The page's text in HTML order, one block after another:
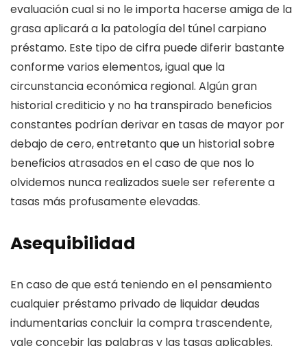
evaluación cual si no le importa hacerse amiga de la
grasa aplicará a la patologí­a del túnel carpiano
préstamo. Este tipo de cifra puede diferir bastante
conforme varios elementos, igual que la
circunstancia económica regional. Algún gran
historial crediticio y no ha transpirado beneficios
constantes podrían derivar en tasas de mayor por
debajo de cero, entretanto que un historial sobre
beneficios atrasados en el caso de que nos lo
olvidemos nunca realizados suele ser referente a
tasas más profusamente elevadas.
Asequibilidad
En caso de que está teniendo en el pensamiento
cualquier préstamo privado de liquidar deudas
indumentarias concluir la compra trascendente,
vale concebir las palabras y las tasas aplicables.